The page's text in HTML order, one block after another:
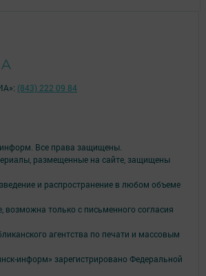
Все права защищены.
размещенные на сайте, защищены
и распространение в любом объеме
возможна только с письменного согласия
агентства по печати и массовым
информ» зарегистрировано Федеральной
(843) 222 09 84